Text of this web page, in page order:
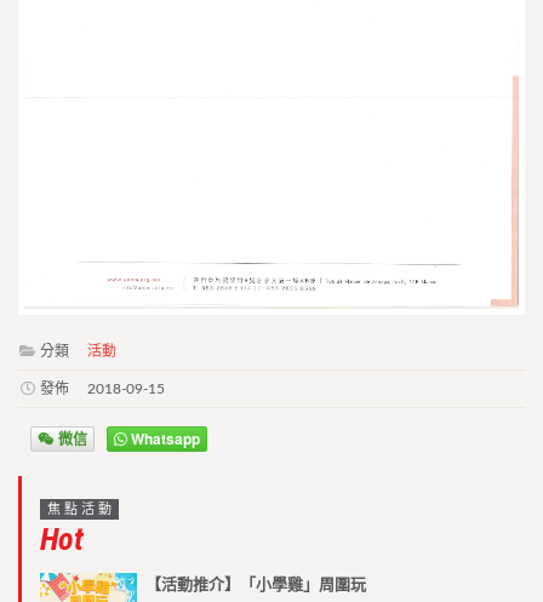
分類 活動
發佈 2018-09-15
微信 Whatsapp
焦點活動
Hot
【活動推介】「小學雞」周圍玩